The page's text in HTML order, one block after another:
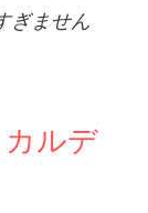
ぎません
ルデ